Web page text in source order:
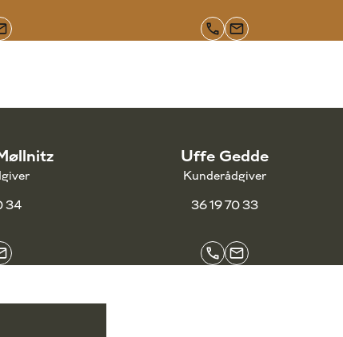
34
Uffe Gedde
Kunderådgiver
36 19 70 33